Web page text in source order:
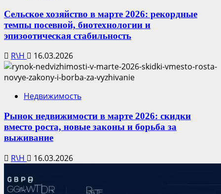
Сельское хозяйство в марте 2026: рекордные
темпы посевной, биотехнологии и
эпизоотическая стабильность
R\H 16.03.2026
Недвижимость
Рынок недвижимости в марте 2026: скидки
вместо роста, новые законы и борьба за
выживание
R\H 16.03.2026